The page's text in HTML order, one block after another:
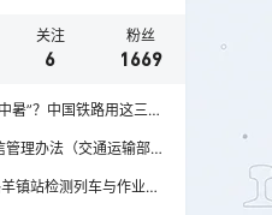
关注
6
粉丝
1669
暑”？中国铁路用这三招
管理办法（交通运输部
镇站检测列车与作业人